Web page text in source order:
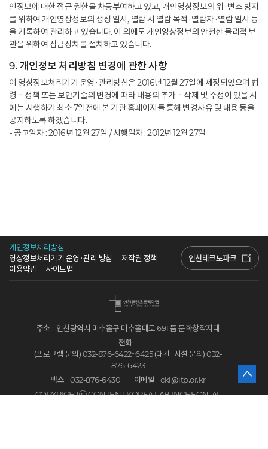
인정보에 대한 접근 권한을 차등부여하고 있고, 개인영상정보의 위·변조 방지
를 위하여 개인영상정보의 생성 일시, 열람 시 열람 목적·열람자·열람 일시 등
을 기록하여 관리하고 있습니다. 이 외에도 개인영상정보의 안전한 물리적 보
관을 위하여 잠금장치를 설치하고 있습니다.
9. 개인정보 처리방침 변경에 관한 사항
이 영상정보처리기기 운영·관리방침은 2016년 12월 27일에 제정되었으며 법
령ㆍ정책 또는 보안기술의 변경에 따라 내용의 추가ㆍ삭제 및 수정이 있을 시
에는 시행하기 최소 7일전에 본 기관 홈페이지를 통해 변경사유 및 내용 등을
공지하도록 하겠습니다.
- 공고일자 : 2016년 12월 27일 / 시행일자 : 2012년 12월 27일
개인정보처리방침
영상정보처리기기 운영·관리 방침
저작권 정책
이용약관
사이트맵
인천테크노파크
주소
인천광역시 미추홀구 미추홀대로 691 틈 문화창작지대
전화
(프로그램 문의) 032-876-6422~6425 (대관·시설 문의) 032-
876-6423
팩스
032-876-6430 이메일
ckl@itp.or.kr
COPYRIGHTⓒ CONTENT KOREA LAB INCHEON. AL